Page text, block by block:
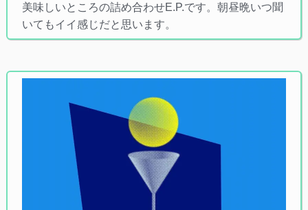
美味しいところの詰め合わせE.P.です。朝昼晩いつ聞
いてもイイ感じだと思います。